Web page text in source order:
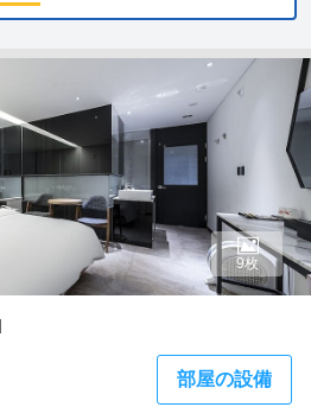
部屋の設備
9枚